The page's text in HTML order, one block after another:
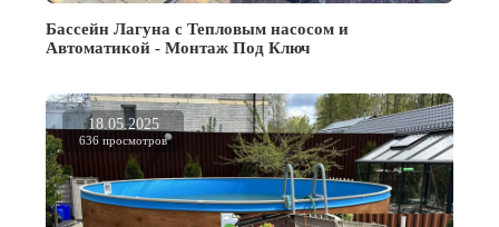
Бассейн Лагуна с Тепловым насосом и
Автоматикой - Монтаж Под Ключ
18.05.2025
636 просмотров